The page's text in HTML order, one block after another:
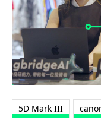
5D Mark III